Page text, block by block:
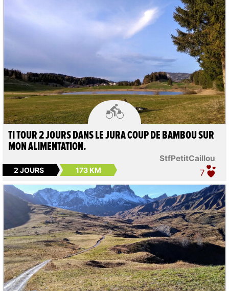

StfPetitCaillou
TI TOUR 2 JOURS DANS LE JURA COUP DE BAMBOU SUR
MON ALIMENTATION.
2 JOURS 173 KM 7